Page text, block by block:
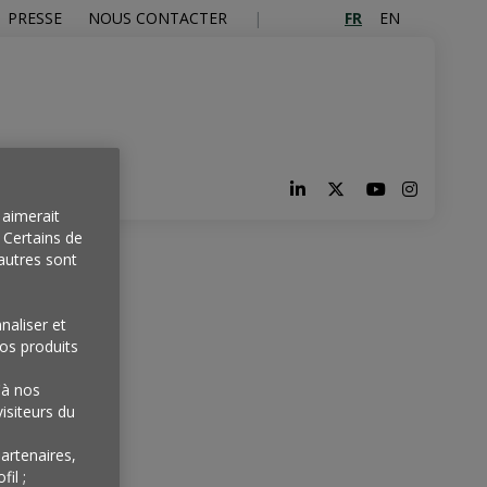
PRESSE NOUS CONTACTER FR EN
de
sont
et
produits
nos
du
;